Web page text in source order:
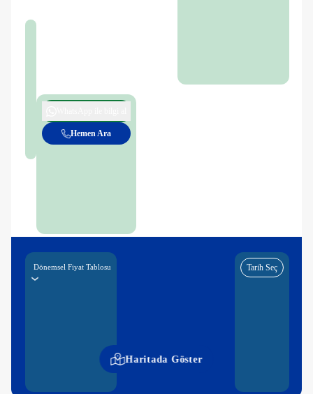
Haritada Göster
Hemen Ara
Dönemsel Fiyat Tablosu Tarih Seç